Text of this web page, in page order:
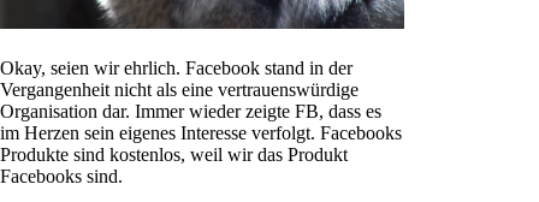
Okay, seien wir ehrlich. Facebook stand in der
Vergangenheit nicht als eine vertrauenswürdige
Organisation dar. Immer wieder zeigte FB, dass es
im Herzen sein eigenes Interesse verfolgt. Facebooks
Produkte sind kostenlos, weil wir das Produkt
Facebooks sind.